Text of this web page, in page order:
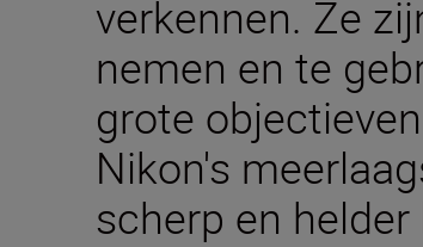
verkennen. Ze
nemen en te
grote
Nikon's
scherp en helder